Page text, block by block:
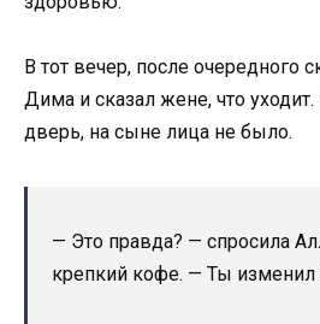
В тот вечер, после очередного
Дима и сказал жене, что
дверь, на сыне лица не было.
— Это правда? — спросила
крепкий кофе. — Ты